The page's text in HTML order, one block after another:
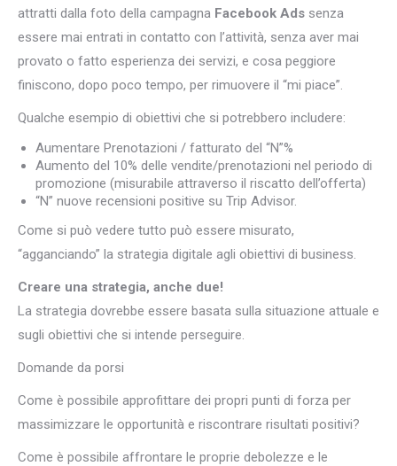
attratti dalla foto della campagna Facebook Ads senza
essere mai entrati in contatto con l’attività, senza aver mai
provato o fatto esperienza dei servizi, e cosa peggiore
finiscono, dopo poco tempo, per rimuovere il “mi piace”.
Qualche esempio di obiettivi che si potrebbero includere:
Aumentare Prenotazioni / fatturato del “N”%
Aumento del 10% delle vendite/prenotazioni nel periodo di
promozione (misurabile attraverso il riscatto dell’offerta)
“N” nuove recensioni positive su Trip Advisor.
Come si può vedere tutto può essere misurato,
“agganciando” la strategia digitale agli obiettivi di business.
Creare una strategia, anche due!
La strategia dovrebbe essere basata sulla situazione attuale e
sugli obiettivi che si intende perseguire.
Domande da porsi
Come è possibile approfittare dei propri punti di forza per
massimizzare le opportunità e riscontrare risultati positivi?
Come è possibile affrontare le proprie debolezze e le